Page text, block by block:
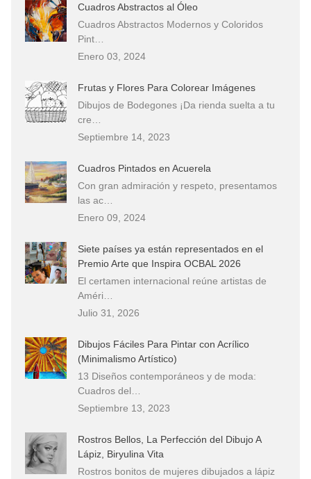
Cuadros Abstractos al Óleo
Cuadros Abstractos Modernos y Coloridos
Pint…
Enero 03, 2024
Frutas y Flores Para Colorear Imágenes
Dibujos de Bodegones ¡Da rienda suelta a tu
cre…
Septiembre 14, 2023
Cuadros Pintados en Acuerela
Con gran admiración y respeto, presentamos
las ac…
Enero 09, 2024
Siete países ya están representados en el
Premio Arte que Inspira OCBAL 2026
El certamen internacional reúne artistas de
Améri…
Julio 31, 2026
Dibujos Fáciles Para Pintar con Acrílico
(Minimalismo Artístico)
13 Diseños contemporáneos y de moda:
Cuadros del…
Septiembre 13, 2023
Rostros Bellos, La Perfección del Dibujo A
Lápiz, Biryulina Vita
Rostros bonitos de mujeres dibujados a lápiz